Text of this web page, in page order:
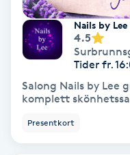
Läpptatuering
Makeup
Nails by
4.5
Tider fr.
Salong Nails by Lee
komplett
Presentkort